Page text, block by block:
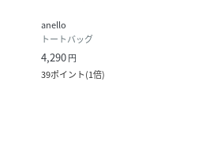
anello
トートバッグ
4,290円
39ポイント(1倍)